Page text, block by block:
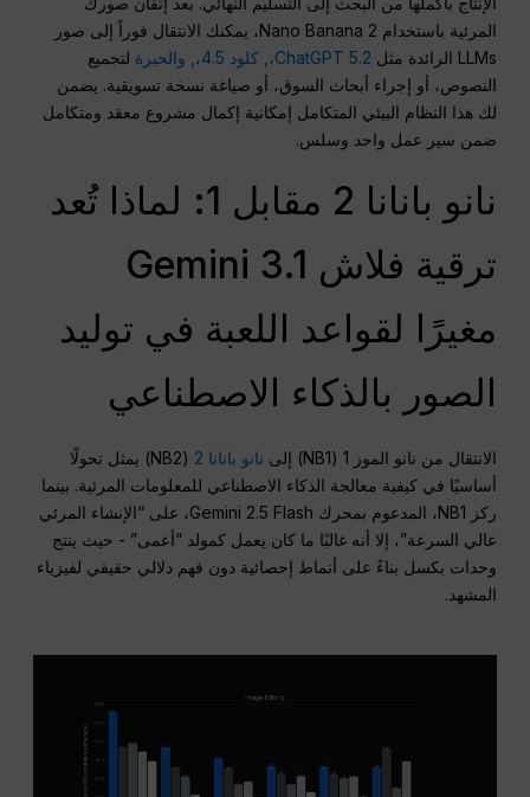
المرئية باستخدام Nano Banana 2، يمكنك الانتقال فوراً إلى صور
LLMs الرائدة مثل
ChatGPT 5.2،, كلود 4.5،, والحيرة لتجميع
النصوص، أو إجراء أبحاث السوق، أو صياغة نسخة تسويقية. يضمن
لك هذا النظام البيئي المتكامل إمكانية إكمال مشروع معقد ومتكامل
ضمن سير عمل واحد وسلس.
نانو بانانا 2 مقابل 1: لماذا تُعد
ترقية فلاش Gemini 3.1
مغيرًا لقواعد اللعبة في توليد
الصور بالذكاء الاصطناعي
الانتقال من نانو الموز 1 (NB1) إلى نانو بانانا 2
(NB2) يمثل تحولًا
أساسيًا في كيفية معالجة الذكاء الاصطناعي للمعلومات المرئية. بينما
ركز NB1، المدعوم بمحرك Gemini 2.5 Flash، على “الإنشاء المرئي
عالي السرعة”، إلا أنه غالبًا ما كان يعمل كمولد “أعمى” - حيث ينتج
وحدات بكسل بناءً على أنماط إحصائية دون فهم دلالي حقيقي لفيزياء
المشهد.